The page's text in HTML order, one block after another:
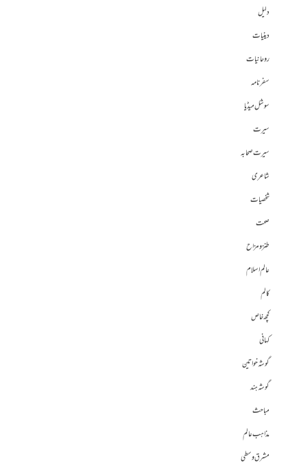
دلیل
دینیات
روحانیات
سفرنامہ
سوشل میڈیا
سیرت
سیرت صحابہ
شاعری
شخصیات
صحت
طنز و مزاح
عالم اسلام
کالم
کچھ خاص
کہانی
گوشہ خواتین
گوشہ ہند
مباحث
مذاہب عالم
مشرق وسطی